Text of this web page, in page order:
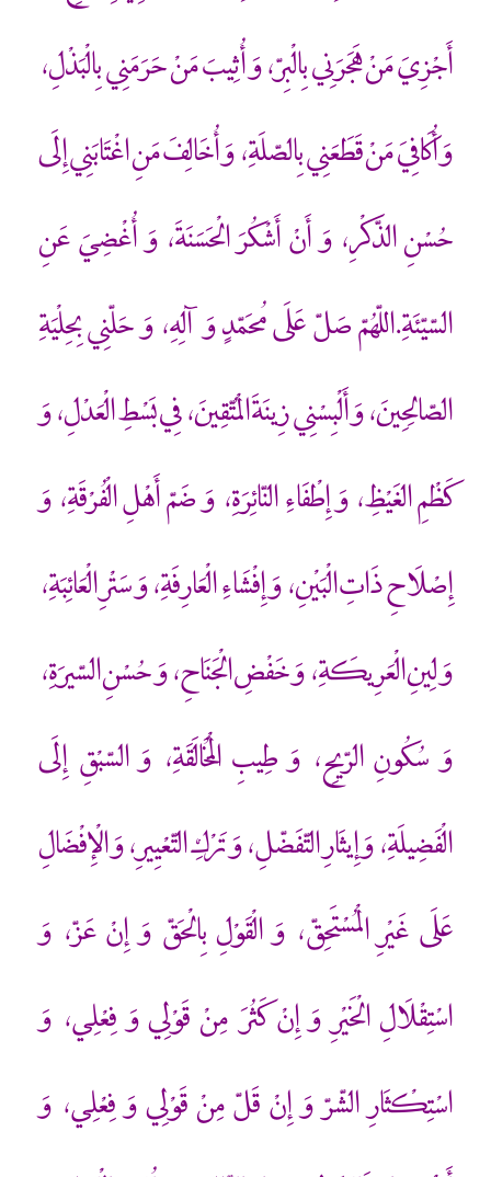
أَجْزِيَ مَنْ هَجَرَنِي بِالْبِرّ، وَ أُثِيبَ مَنْ حَرَمَنِي بِالْبَذْلِ،
وَ أُكَافِيَ مَنْ قَطَعَنِي بِالصّلَةِ، وَ أُخَالِفَ مَنِ اغْتَابَنِي إِلَى
حُسْنِ الذّكْرِ، وَ أَنْ أَشْكُرَ الْحَسَنَةَ، وَ أُغْضِيَ عَنِ
السّيّئَةِ.اللّهُمّ صَلّ عَلَى مُحَمّدٍ وَ آلِهِ، وَ حَلّنِي بِحِلْيَةِ
الصّالِحِينَ، وَ أَلْبِسْنِي زِينَةَ الْمُتّقِينَ، فِي بَسْطِ الْعَدْلِ، وَ
كَظْمِ الغَيْظِ، وَ إِطْفَاءِ النّائِرَةِ، وَ ضَمّ أَهْلِ الْفُرْقَةِ، وَ
إِصْلَاحِ ذَاتِ الْبَيْنِ، وَ إِفْشَاءِ الْعَارِفَةِ، وَ سَتْرِ الْعَائِبَةِ،
وَ لِينِ الْعَرِيكَةِ، وَ خَفْضِ الْجَنَاحِ، وَ حُسْنِ السّيرَةِ،
وَ سُكُونِ الرّيحِ، وَ طِيبِ الْمُخَالَقَةِ، وَ السّبْقِ إِلَى
الْفَضِيلَةِ، وَ إِيثَارِ التّفَضّلِ، وَ تَرْكِ التّعْيِيرِ، وَ الْإِفْضَالِ
عَلَى غَيْرِ الْمُسْتَحِقّ، وَ الْقَوْلِ بِالْحَقّ وَ إِنْ عَزّ، وَ
اسْتِقْلَالِ الْخَيْرِ وَ إِنْ كَثُرَ مِنْ قَوْلِي وَ فِعْلِي، وَ
اسْتِكْثَارِ الشّرّ وَ إِنْ قَلّ مِنْ قَوْلِي وَ فِعْلِي، وَ